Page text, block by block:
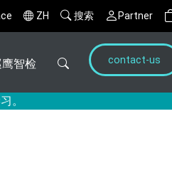
ZH 搜索 Partner
。
智检 contact-us